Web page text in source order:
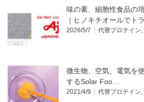
味の素、細胞性食品の
｜ヒノキチオールでト
2026/5/7 代替プロテイン
微生物、空気、電気を
するSolar Foo…
2021/4/9 代替プロテイン